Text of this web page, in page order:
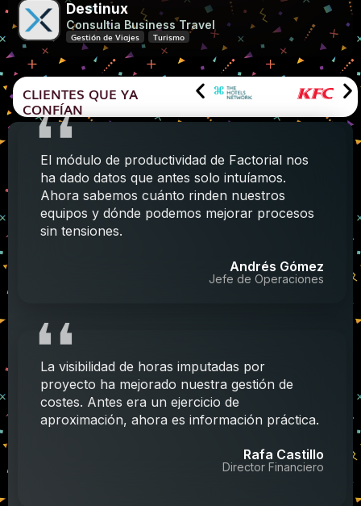
Destinux
Consultia Business Travel
Gestión de Viajes Turismo
CLIENTES QUE YA
CONFÍAN
El módulo de productividad de Factorial nos
ha dado datos que antes solo intuíamos.
Ahora sabemos cuánto rinden nuestros
equipos y dónde podemos mejorar procesos
sin tensiones.
Andrés Gómez
Jefe de Operaciones
La visibilidad de horas imputadas por
proyecto ha mejorado nuestra gestión de
costes. Antes era un ejercicio de
aproximación, ahora es información práctica.
Rafa Castillo
Director Financiero